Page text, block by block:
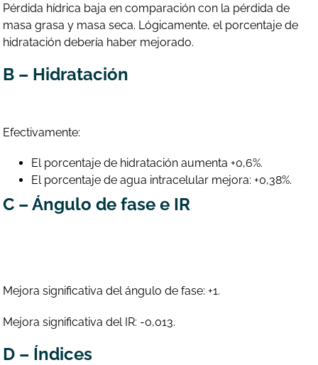
Pérdida hídrica baja en comparación con la pérdida de
masa grasa y masa seca. Lógicamente, el porcentaje de
hidratación debería haber mejorado.
B – Hidratación
Efectivamente:
El porcentaje de hidratación aumenta +0,6%.
El porcentaje de agua intracelular mejora: +0,38%.
C – Ángulo de fase e IR
Mejora significativa del ángulo de fase: +1.
Mejora significativa del IR: -0,013.
D – Índices